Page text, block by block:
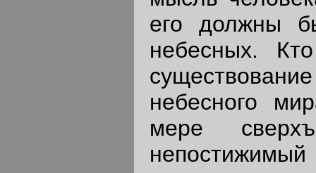
его должны
небесных.
небесного
мере
непостижимый